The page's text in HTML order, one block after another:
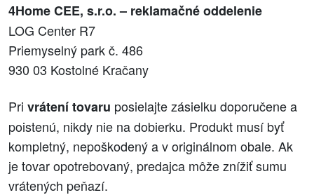
4Home CEE, s.r.o. – reklamačné oddelenie
LOG Center R7
Priemyselný park č. 486
930 03 Kostolné Kračany
Pri vrátení tovaru posielajte zásielku doporučene a
poistenú, nikdy nie na dobierku. Produkt musí byť
kompletný, nepoškodený a v originálnom obale. Ak
je tovar opotrebovaný, predajca môže znížiť sumu
vrátených peňazí.